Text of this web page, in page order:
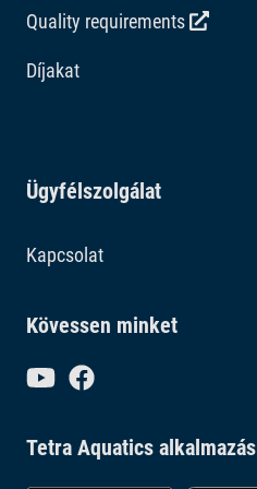
Quality requirements
Díjakat
Ügyfélszolgálat
Kapcsolat
Kövessen minket
Tetra Aquatics alkalmazás